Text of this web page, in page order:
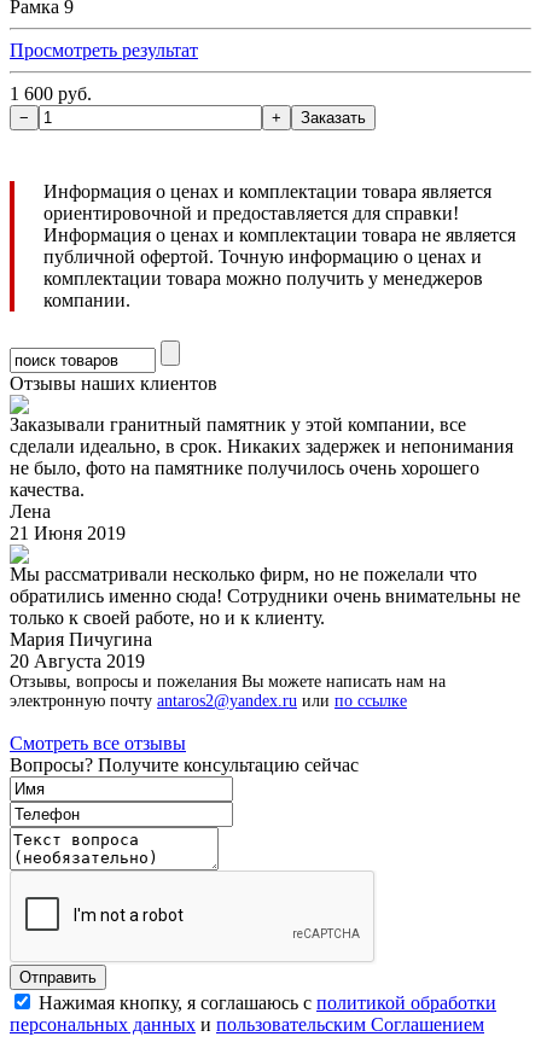
Рамка 9
Просмотреть результат
1 600 руб.
Информация о ценах и комплектации товара является
ориентировочной и предоставляется для справки!
Информация о ценах и комплектации товара не является
публичной офертой. Точную информацию о ценах и
комплектации товара можно получить у менеджеров
компании.
Отзывы наших клиентов
Заказывали гранитный памятник у этой компании, все
сделали идеально, в срок. Никаких задержек и непонимания
не было, фото на памятнике получилось очень хорошего
качества.
Лена
21 Июня 2019
Мы рассматривали несколько фирм, но не пожелали что
обратились именно сюда! Сотрудники очень внимательны не
только к своей работе, но и к клиенту.
Мария Пичугина
20 Августа 2019
Отзывы, вопросы и пожелания Вы можете написать нам на
электронную почту antaros2@yandex.ru или по ссылке
Смотреть все отзывы
Вопросы? Получите консультацию сейчас
Нажимая кнопку, я соглашаюсь с политикой обработки
персональных данных и пользовательским Соглашением